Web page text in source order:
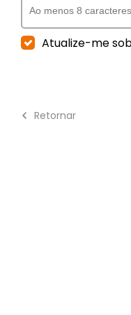
Atualize-me
Retornar